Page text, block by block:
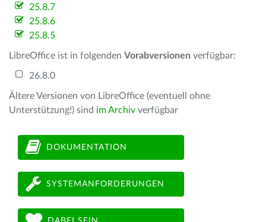
25.8.7
25.8.6
25.8.5
LibreOffice ist in folgenden Vorabversionen verfügbar:
26.8.0
Ältere Versionen von LibreOffice (eventuell ohne
Unterstützung!) sind im Archiv verfügbar
DOKUMENTATION
SYSTEMANFORDERUNGEN